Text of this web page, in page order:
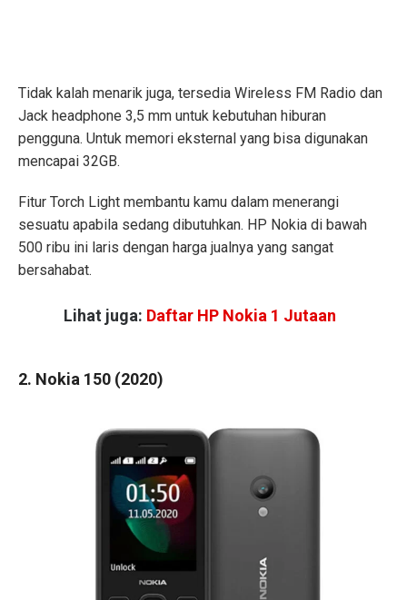
Tidak kalah menarik juga, tersedia Wireless FM Radio dan
Jack headphone 3,5 mm untuk kebutuhan hiburan
pengguna. Untuk memori eksternal yang bisa digunakan
mencapai 32GB.
Fitur Torch Light membantu kamu dalam menerangi
sesuatu apabila sedang dibutuhkan. HP Nokia di bawah
500 ribu ini laris dengan harga jualnya yang sangat
bersahabat.
Lihat juga: Daftar HP Nokia 1 Jutaan
2. Nokia 150 (2020)